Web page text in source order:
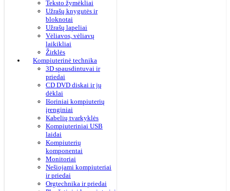
Teksto žymėkliai
Užrašų knygutės ir
bloknotai
Užrašų lapeliai
Vėliavos, vėliavų
laikikliai
Žirklės
Kompiuterinė technika
3D spausdintuvai ir
priedai
CD DVD diskai ir jų
dėklai
Išoriniai kompiuterių
įrenginiai
Kabelių tvarkyklės
Kompiuteriniai USB
laidai
Kompiuterių
komponentai
Monitoriai
Nešiojami kompiuteriai
ir priedai
Orgtechnika ir priedai